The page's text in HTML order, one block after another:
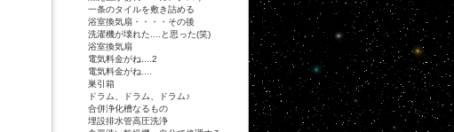
一条のタイルを敷き詰める
浴室換気扇・・・・その後
洗濯機が壊れた....と思った(笑)
浴室換気扇
電気料金がね....2
電気料金がね....
巣引箱
ドラム、ドラム、ドラム♪
合併浄化槽なるもの
埋設排水管高圧洗浄